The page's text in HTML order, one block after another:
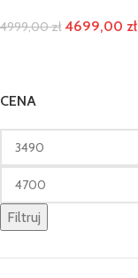
CENA
Filtruj
EDAŻ
4999,00zł 4699,00 zł